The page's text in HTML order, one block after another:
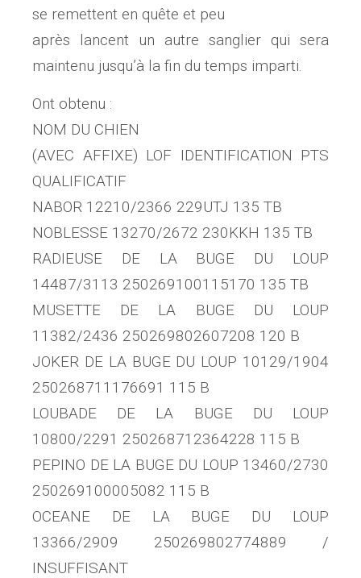
se remettent en quête et peu
après lancent un autre sanglier qui sera
maintenu jusqu’à la fin du temps imparti.
Ont obtenu :
NOM DU CHIEN
(AVEC AFFIXE) LOF IDENTIFICATION PTS
QUALIFICATIF
NABOR 12210/2366 229UTJ 135 TB
NOBLESSE 13270/2672 230KKH 135 TB
RADIEUSE DE LA BUGE DU LOUP
14487/3113 250269100115170 135 TB
MUSETTE DE LA BUGE DU LOUP
11382/2436 250269802607208 120 B
JOKER DE LA BUGE DU LOUP 10129/1904
250268711176691 115 B
LOUBADE DE LA BUGE DU LOUP
10800/2291 250268712364228 115 B
PEPINO DE LA BUGE DU LOUP 13460/2730
250269100005082 115 B
OCEANE DE LA BUGE DU LOUP
13366/2909 250269802774889 /
INSUFFISANT